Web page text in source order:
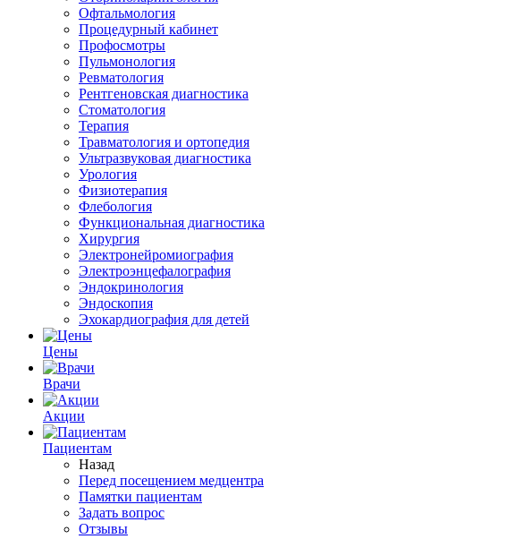
Офтальмология
Процедурный кабинет
Профосмотры
Пульмонология
Ревматология
Рентгеновская диагностика
Стоматология
Терапия
Травматология и ортопедия
Ультразвуковая диагностика
Урология
Физиотерапия
Флебология
Функциональная диагностика
Хирургия
Электронейромиография
Электроэнцефалография
Эндокринология
Эндоскопия
Эхокардиография для детей
Цены
Врачи
Акции
Пациентам
Назад
Перед посещением медцентра
Памятки пациентам
Задать вопрос
Отзывы